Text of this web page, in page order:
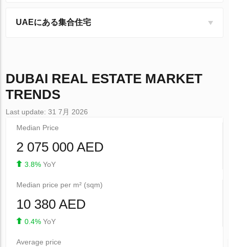
UAEにある集合住宅
DUBAI REAL ESTATE MARKET
TRENDS
Last update: 31 7月 2026
Median Price
2 075 000 AED
3.8% YoY
Median price per m² (sqm)
10 380 AED
0.4% YoY
Average price